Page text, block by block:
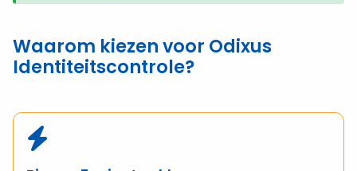
Waarom kiezen voor Odixus
Identiteitscontrole?